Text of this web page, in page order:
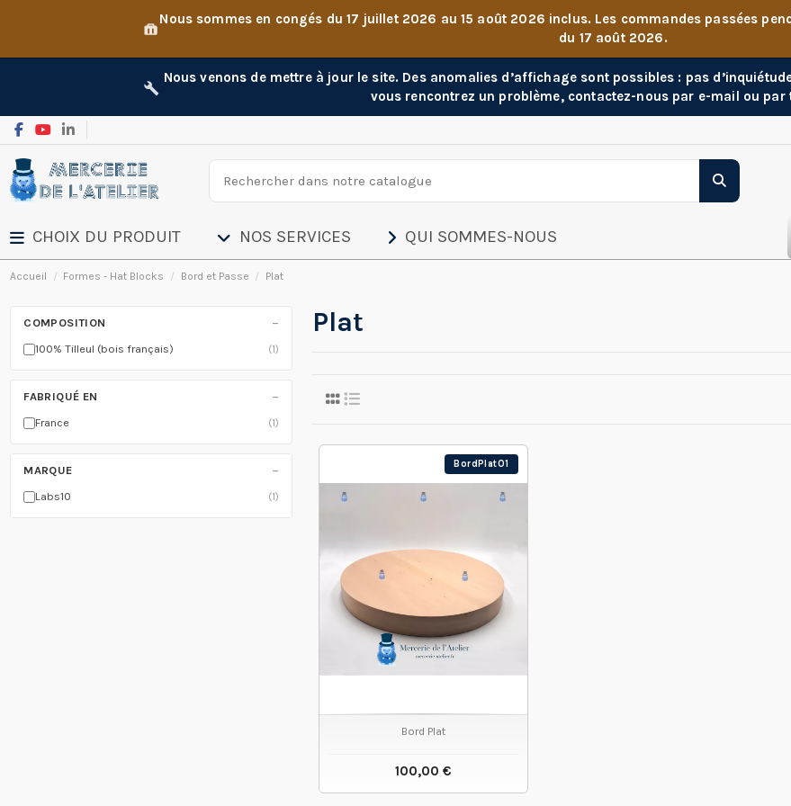
Nous sommes en congés du 17 juillet 2026 au 15 août 2026 inclus. Les commandes passées
du 17 août 2026.
Nous venons de mettre à jour le site. Des anomalies d’affichage sont possibles : pas
vous rencontrez un problème, contactez-nous par e-mail ou par
CHOIX DU PRODUIT NOS SERVICES QUI SOMMES-NOUS
Accueil Formes - Hat Blocks Bord et Passe Plat
Plat
BordPlat01
Bord Plat
100,00 €
VOIR LE PRODUIT
COMPOSITION −
100% Tilleul (bois français) (1)
FABRIQUÉ EN −
France (1)
MARQUE −
Labs10 (1)